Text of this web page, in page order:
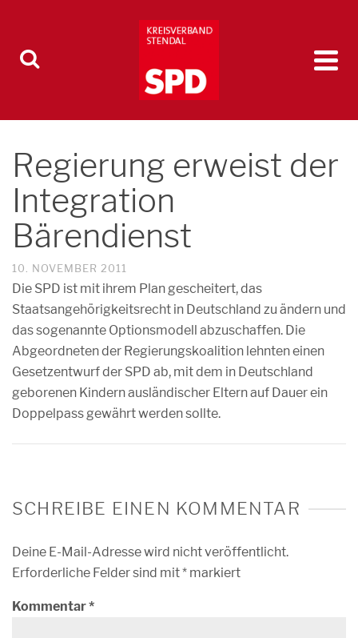
Regierung erweist der
Integration
Bärendienst
10. NOVEMBER 2011
Die SPD ist mit ihrem Plan gescheitert, das
Staatsangehörigkeitsrecht in Deutschland zu ändern und
das sogenannte Optionsmodell abzuschaffen. Die
Abgeordneten der Regierungskoalition lehnten einen
Gesetzentwurf der SPD ab, mit dem in Deutschland
geborenen Kindern ausländischer Eltern auf Dauer ein
Doppelpass gewährt werden sollte.
SCHREIBE EINEN KOMMENTAR
Deine E-Mail-Adresse wird nicht veröffentlicht.
Erforderliche Felder sind mit* markiert
Kommentar*